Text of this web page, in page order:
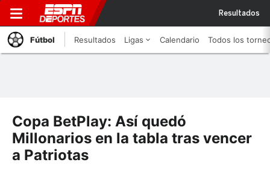
Resultados
Fútbol Resultados Ligas Calendario Todos los
Copa BetPlay: Así quedó
Millonarios en la tabla tras vencer
a Patriotas